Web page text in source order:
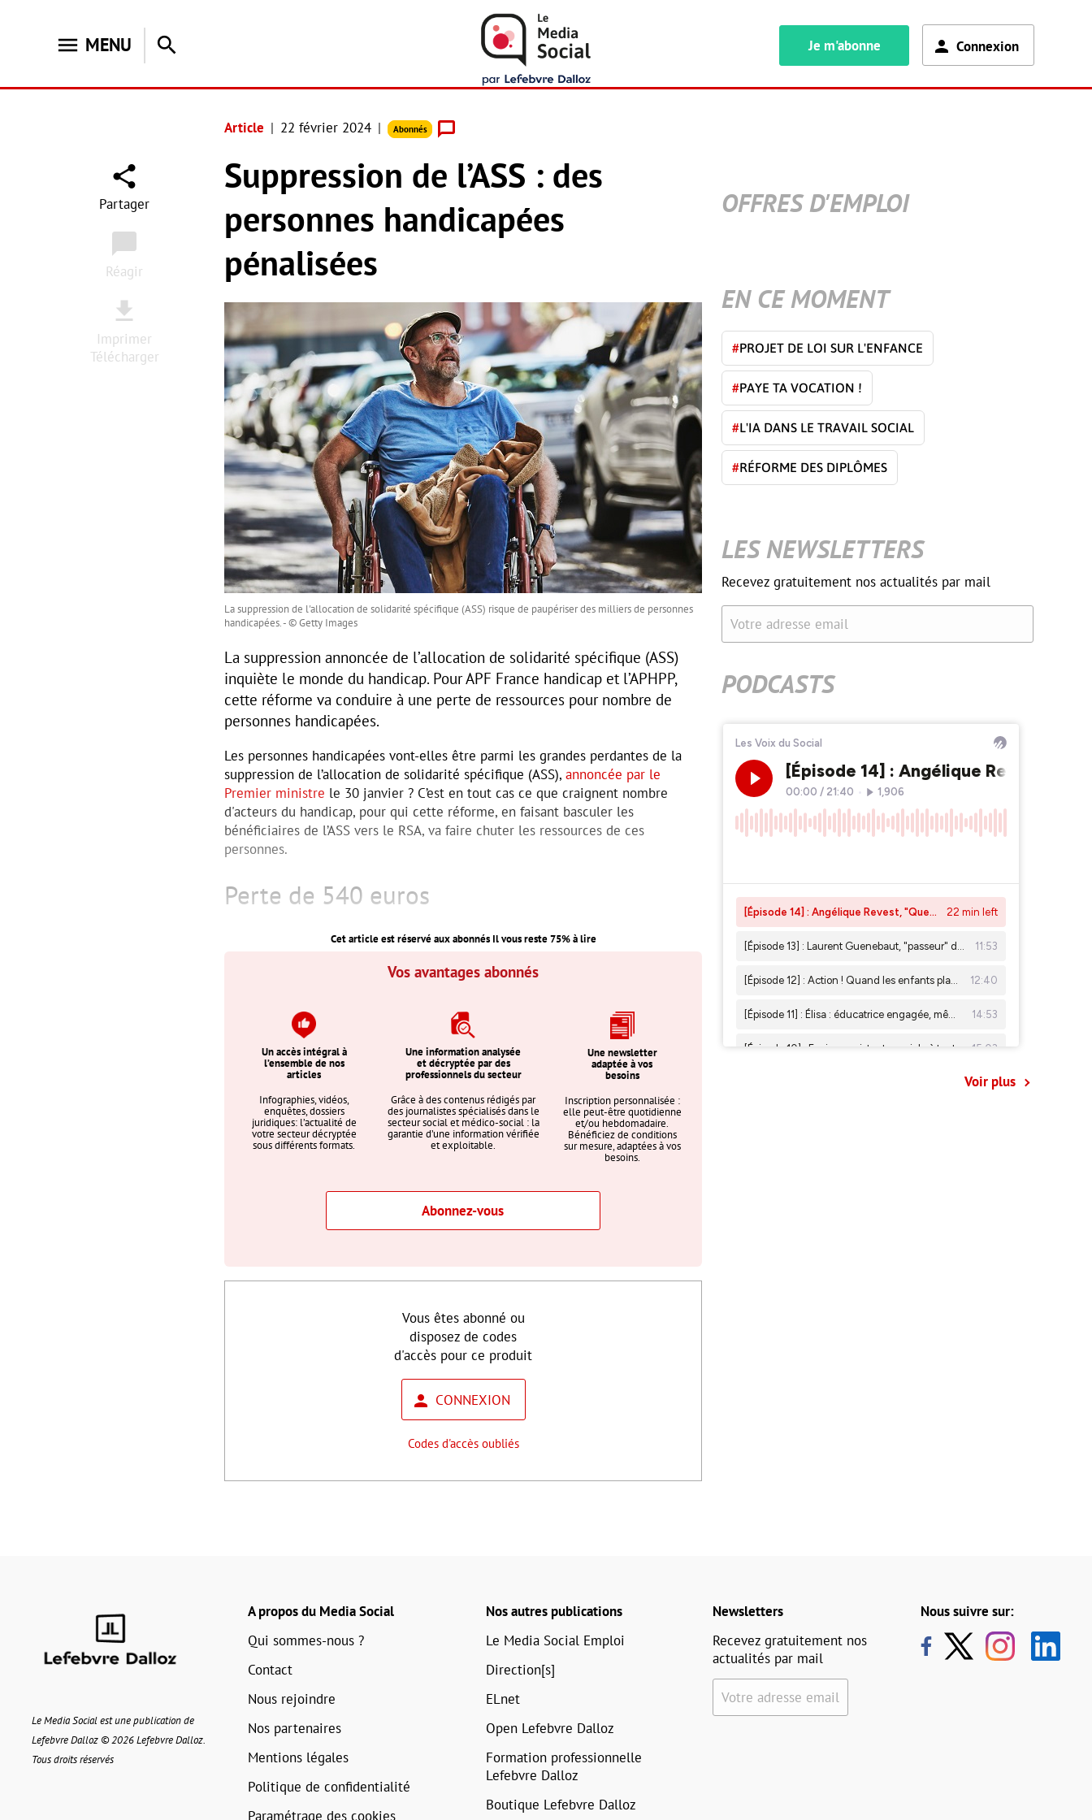
menu MENU search Je m'abonne Connexion
Article 22 février 2024 Abonnés
Partager
Réagir
Imprimer
Télécharger
Suppression de l’ASS : des
personnes handicapées
pénalisées
La suppression de l'allocation de solidarité spécifique (ASS) risque de paupériser des milliers de personnes
handicapées. - © Getty Images
La suppression annoncée de l’allocation de solidarité spécifique (ASS)
inquiète le monde du handicap. Pour APF France handicap et l’APHPP,
cette réforme va conduire à une perte de ressources pour nombre de
personnes handicapées.
Les personnes handicapées vont-elles être parmi les grandes perdantes de la
suppression de l’allocation de solidarité spécifique (ASS), annoncée par le
Premier ministre le 30 janvier ? C’est en tout cas ce que craignent nombre
d'acteurs du handicap, pour qui cette réforme, en faisant basculer les
bénéficiaires de l’ASS vers le RSA, va faire chuter les ressources de ces
personnes.
Perte de 540 euros
Cet article est réservé aux abonnés Il vous reste75% à lire
Vos avantages abonnés
Un accès intégral à
l’ensemble de nos
articles
Infographies, vidéos,
enquêtes, dossiers
juridiques: l’actualité de
votre secteur décryptée
sous différents formats.
Une information analysée
et décryptée par des
professionnels du secteur
Grâce à des contenus rédigés par
des journalistes spécialisés dans le
secteur social et médico-social : la
garantie d’une information vérifiée
et exploitable.
Une newsletter
adaptée à vos
besoins
Inscription personnalisée :
elle peut-être quotidienne
et/ou hebdomadaire.
Bénéficiez de conditions
sur mesure, adaptées à vos
besoins.
Abonnez-vous
Vous êtes abonné ou
disposez de codes
d'accès pour ce produit
CONNEXION
Codes d'accès oubliés
OFFRES D'EMPLOI
EN CE MOMENT
#PROJET DE LOI SUR L'ENFANCE
#PAYE TA VOCATION !
#L'IA DANS LE TRAVAIL SOCIAL
#RÉFORME DES DIPLÔMES
LES NEWSLETTERS
Recevez gratuitement nos actualités par mail
Votre adresse email
PODCASTS
Voir plus
Le Media Social est une publication de
Lefebvre Dalloz © 2026 Lefebvre Dalloz.
Tous droits réservés
A propos du Media Social
Qui sommes-nous ?
Contact
Nous rejoindre
Nos partenaires
Mentions légales
Politique de confidentialité
Paramétrage des cookies
Nos autres publications
Le Media Social Emploi
Direction[s]
ELnet
Open Lefebvre Dalloz
Formation professionnelle
Lefebvre Dalloz
Boutique Lefebvre Dalloz
Newsletters
Recevez gratuitement nos
actualités par mail
Votre adresse email
Nous suivre sur: